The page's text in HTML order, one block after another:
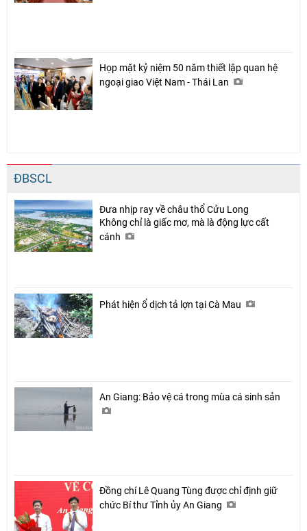
Họp mặt kỷ niệm 50 năm thiết lập quan hệ
ngoại giao Việt Nam - Thái Lan
ĐBSCL
Đưa nhịp ray về châu thổ Cửu Long
Không chỉ là giấc mơ, mà là động lực cất
cánh
Phát hiện ổ dịch tả lợn tại Cà Mau
An Giang: Bảo vệ cá trong mùa cá sinh sản
Đồng chí Lê Quang Tùng được chỉ định giữ
chức Bí thư Tỉnh ủy An Giang